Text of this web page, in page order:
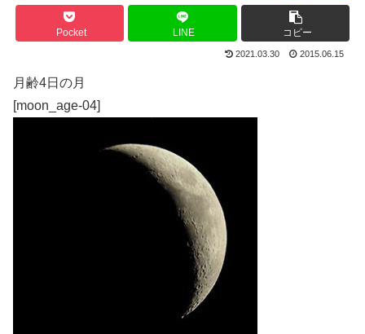
Pocket LINE コピー
2021.03.30 2015.06.15
月齢4日の月
[moon_age-04]